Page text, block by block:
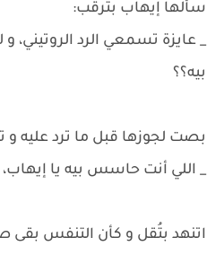
سألها إيهاب بترقب:
_ عايزة تسمعي الرد الروتيني،
بيه؟؟
بصت لجوزها قبل ما ترد عليه و
_ اللي أنت حاسس بيه يا
اتنهد بتُقل و كأن التنفس